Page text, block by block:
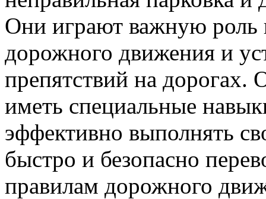
Они играют важную роль
дорожного движения и
препятствий на дорогах.
иметь специальные
эффективно выполнять
быстро и безопасно
правилам дорожного